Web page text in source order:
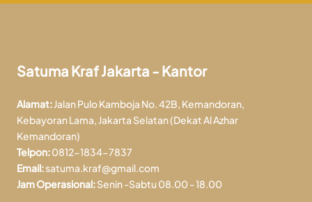
Satuma Kraf Jakarta - Kantor
Alamat: Jalan Pulo Kamboja No. 42B, Kemandoran,
Kebayoran Lama, Jakarta Selatan (Dekat Al Azhar
Kemandoran)
Telpon:0812-1834-7837
Email:satuma.kraf@gmail.com
Jam Operasional:Senin -Sabtu 08.00 - 18.00